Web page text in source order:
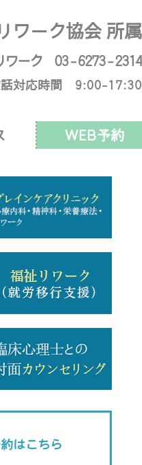
ワーク協会 所属
ワーク 03 - 6273 - 2314
話対応時間 9:00-17:30
WEB予約
はこちら